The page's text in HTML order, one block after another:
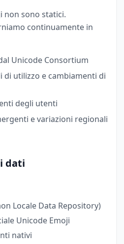
non sono statici.
continuamente in
Unicode Consortium
di utilizzo e cambiamenti di
degli utenti
e variazioni regionali
dati
Locale Data Repository)
Unicode Emoji
nativi